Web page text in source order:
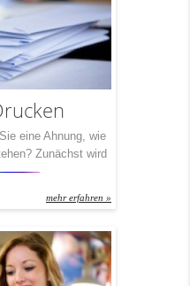
eine Ahnung, wie
Zunächst wird
– der Innen-
Danach wird
des Einklebens der
die
und anschließend
mehr erfahren »